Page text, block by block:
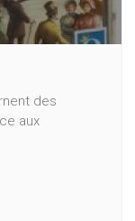
des
aux